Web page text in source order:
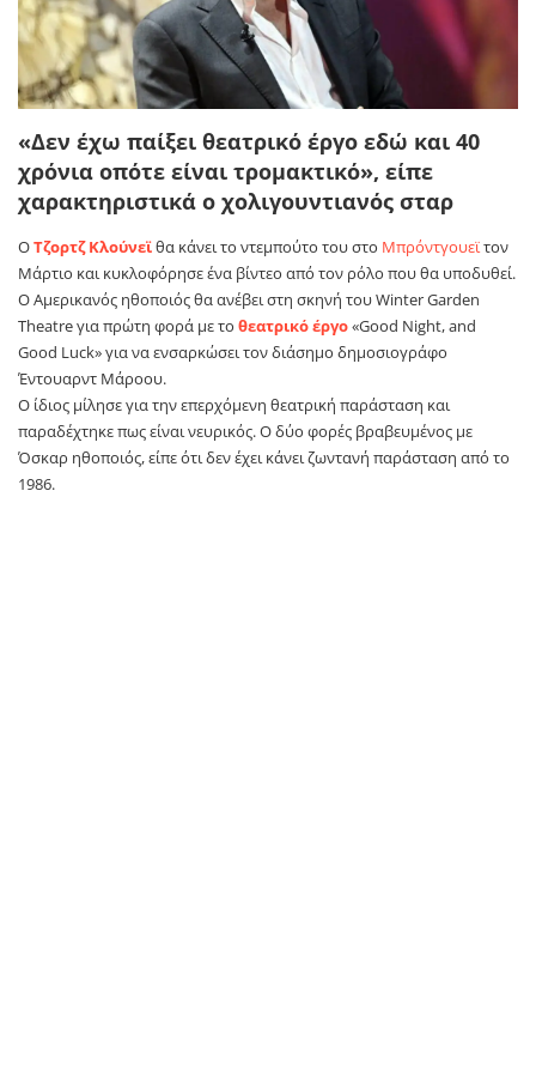
«Δεν έχω παίξει θεατρικό έργο εδώ και 40
χρόνια οπότε είναι τρομακτικό», είπε
χαρακτηριστικά ο χολιγουντιανός σταρ
ΟΤζορτζ Κλούνεϊθα κάνει το ντεμπούτο του στο Μπρόντγουεϊτον
Μάρτιο και κυκλοφόρησε ένα βίντεο από τον ρόλο που θα υποδυθεί.
Ο Αμερικανός ηθοποιός θα ανέβει στη σκηνή του Winter Garden
Theatre για πρώτη φορά με το θεατρικό έργο«Good Night, and
Good Luck» για να ενσαρκώσει τον διάσημο δημοσιογράφο
Έντουαρντ Μάροου.
O ίδιος μίλησε για την επερχόμενη θεατρική παράσταση και
παραδέχτηκε πως είναι νευρικός. Ο δύο φορές βραβευμένος με
Όσκαρ ηθοποιός, είπε ότι δεν έχει κάνει ζωντανή παράσταση από το
1986.